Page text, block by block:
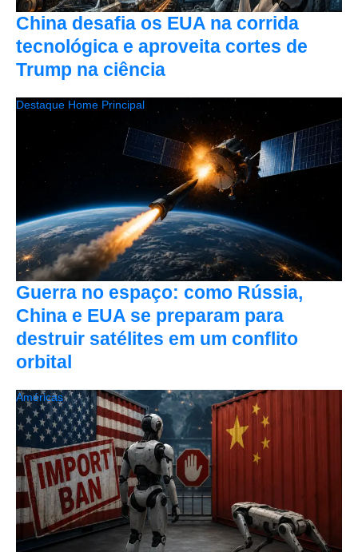
China desafia os EUA na corrida
tecnológica e aproveita cortes de
Trump na ciência
Guerra no espaço: como Rússia,
China e EUA se preparam para
destruir satélites em um conflito
orbital
Destaque Home Principal
Américas